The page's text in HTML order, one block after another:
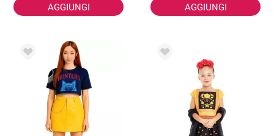
AGGIUNGI AGGIUNGI